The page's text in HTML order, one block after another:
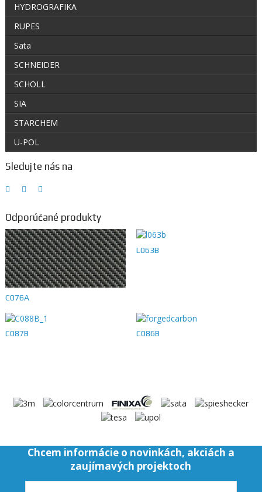
HYDROGRAFIKA
RUPES
Sata
SCHNEIDER
SCHOLL
SIA
STARCHEM
U-POL
Sledujte nás na
Odporúčané produkty
C076A
L063B
C087B C086B
Chcem informácie o novinkách, akciách a
zaujímavých projektoch